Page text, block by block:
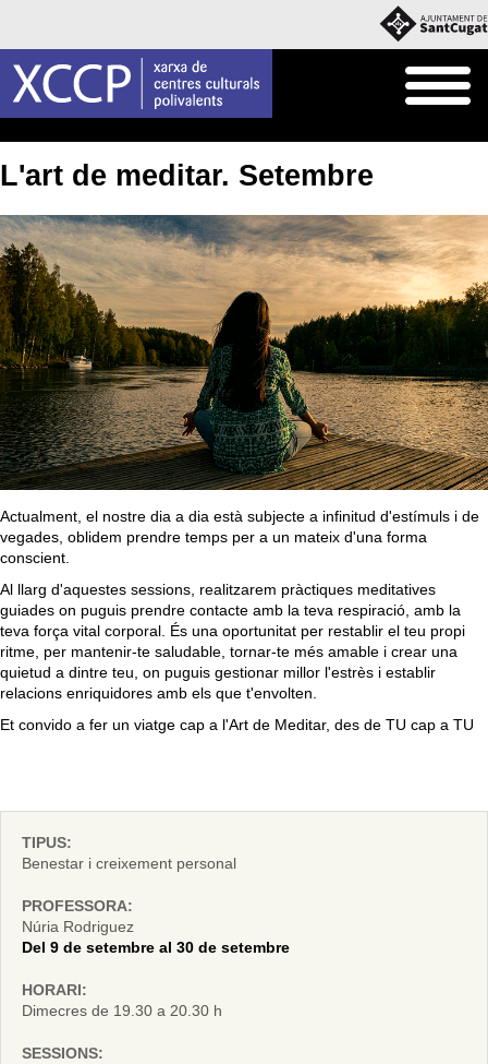
L'art de meditar. Setembre
Actualment , el nostre dia a dia està subjecte a infinitud d'estímuls i de
vegades, oblidem prendre temps per a un mateix d'una forma
conscient.
Al llarg d'aquestes sessions, realitzarem pràctiques meditatives
guiades on puguis prendre contacte amb la teva respiració, amb la
teva força vital corporal. És una oportunitat per restablir el teu propi
ritme, per mantenir-te saludable, tornar-te més amable i crear una
quietud a dintre teu, on puguis gestionar millor l'estrès i establir
relacions enriquidores amb els que t'envolten.
Et convido a fer un viatge cap a l'Art de Meditar, des de TU cap a TU
TIPUS:
Benestar i creixement personal
PROFESSORA:
Núria Rodriguez
Del 9 de setembre al 30 de setembre
HORARI:
Dimecres de 19.30 a 20.30 h
SESSIONS: